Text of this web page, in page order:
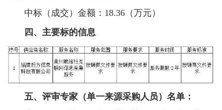
中标（成交）金额：18.36（万元）
四、主要标的信息
五、评审专家（单一来源采购人员）名单：